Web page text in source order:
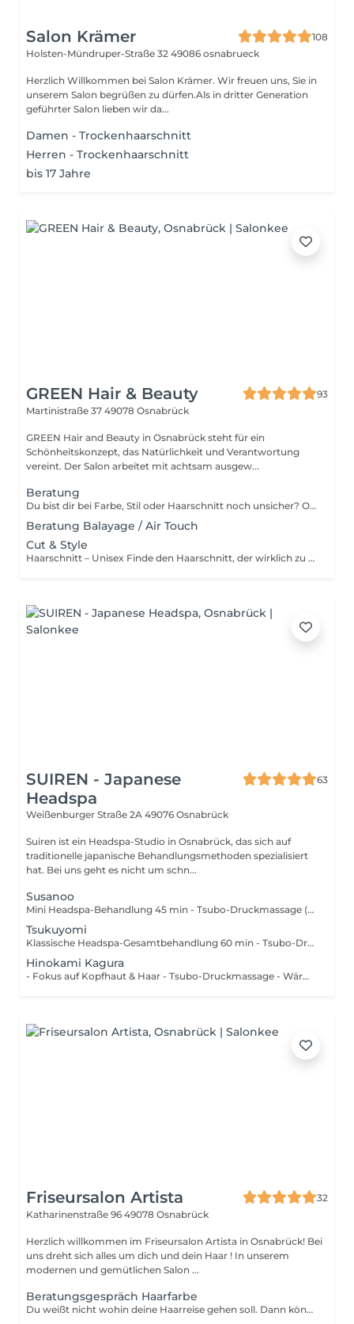
Salon Krämer
108
Holsten-Mündruper-Straße 32 49086 osnabrueck
Herzlich Willkommen bei Salon Krämer. Wir freuen uns, Sie in
unserem Salon begrüßen zu dürfen.Als in dritter Generation
geführter Salon lieben wir da...
Damen - Trockenhaarschnitt
Herren - Trockenhaarschnitt
bis 17 Jahre
GREEN Hair & Beauty
93
Martinistraße 37 49078 Osnabrück
GREEN Hair and Beauty in Osnabrück steht für ein
Schönheitskonzept, das Natürlichkeit und Verantwortung
vereint. Der Salon arbeitet mit achtsam ausgew...
Beratung
Du bist dir bei Farbe, Stil oder Haarschnitt noch unsicher? Oder du bist Neukunde und möchtest dich zuerst persönlich beraten lassen? Dann buche dir einfach einen individuellen Beratungstermin bei uns. Wir nehmen uns Zeit für dich, beantworten deine Fragen und helfen dir, die perfekte Wahl zu treffen. Hinweis zur Beratungsgebühr Für das Beratungsgespräch berechnen wir eine Gebühr von 20 €. Kommst du anschließend zu deinem gebuchten Folgetermin und nimmst die Dienstleistung wahr, wird der Betrag selbstverständlich voll angerechnet.
Beratung Balayage / Air Touch
Cut & Style
Haarschnitt – Unisex Finde den Haarschnitt, der wirklich zu dir passt! Bei jedem Termin sind professionelle Haaranalyse, Waschen, Schneiden, Föhnen sowie Styling-Produkte inklusive. Optional kannst du zusätzlich ein Treatment buchen, um dein Haar noch intensiver zu pflegen. Unsere Haarschnitt-Kategorien XS-Haarschnitt – 30 Minuten Der ideale Kurzhaarschnitt. Präzises Schneiden für kurze Styles – schnell, sauber und perfekt in Form. BASIC-Haarschnitt – 60 Minuten Der klassische Haarschnitt für alle Haarlängen. Ideal zur regelmäßigen Auffrischung deines Looks oder für feinere Anpassungen in Form und Struktur. Haarschnitt PLUS – 90 Minuten Für alle, die mehr Zeit brauchen: inklusive umfassender Beratung für Neuhaarschnitt, größere Umstylings oder Haarspenden. Perfekt, wenn du einen komplett neuen Look möchtest. Buche jetzt deinen passenden Haarschnitt und genieße ein individuelles Styling, das deinen Look perfekt unterstreicht!
SUIREN - Japanese
Headspa
63
Weißenburger Straße 2A 49076 Osnabrück
Suiren ist ein Headspa-Studio in Osnabrück, das sich auf
traditionelle japanische Behandlungsmethoden spezialisiert
hat. Bei uns geht es nicht um schn...
Susanoo
Mini Headspa-Behandlung 45 min - Tsubo-Druckmassage (Kopf) - Wärmende Augenmaske - Einfache Haarwäsche mit Momu-Massage - Haarmaske (Fino Premium Touch Hair Mask) - Gesichtsmassage (inkl. Nacken & Dekolleté) - Augenpflege & Tagescreme mit SPF (Kiyomi Skin) - Rotlichttherapie zur Wirkstoffaufnahme - Dyson Airwrap i.d. Multi Haarstyler
Tsukuyomi
Klassische Headspa-Gesamtbehandlung 60 min - Tsubo-Druckmassage (Kopf) - Wärmende Augenmaske - Gesichtsreinigung, Toner, Serum (Kiyomi Skin) - Einfache Haarwäsche mit Momu-Massage (Genki Hair) - Haarmaske (Shiseido - Fino Premium Touch Hair Mask) - Gesichtsmassage (inkl. Nacken & Dekolleté) - Augenpflege & Tagescreme mit SPF (Kiyomi Skin) - Rotlichttherapie zur Wirkstoffaufnahme - Dyson Airwrap i.d. Multi Haarstyler
Hinokami Kagura
- Fokus auf Kopfhaut & Haar - Tsubo-Druckmassage - Wärmende Augenmaske - Doppelte Haarwäsche mit Momu-Massage - Haarmaske unter Rotlicht (Fino Premium Touch Hair Mask) - Kopfhautserum & Conditioner (Genki Hair) - Fußbad + Tee inklusive - Dyson Airwrap i.d. Multi Haarstyler
Friseursalon Artista
32
Katharinenstraße 96 49078 Osnabrück
Herzlich willkommen im Friseursalon Artista in Osnabrück! Bei
uns dreht sich alles um dich und dein Haar ! In unserem
modernen und gemütlichen Salon ...
Beratungsgespräch Haarfarbe
Du weißt nicht wohin deine Haarreise gehen soll. Dann können wir in diesem Gespräch genau herausfinden was zu dir passt.